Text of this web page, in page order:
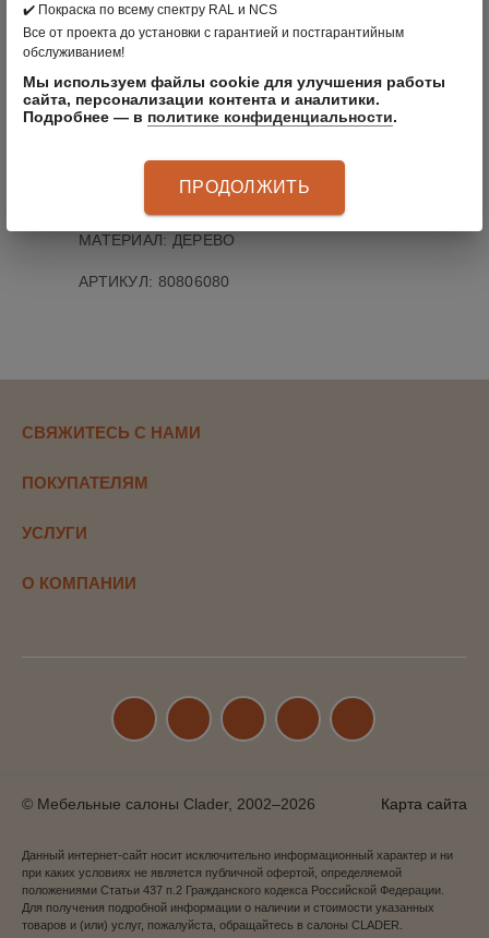
В КОРЗИНУ
вернуться в раздел
ПРОИЗВОДИТЕЛЬ:CLÄDER, РОССИЯ
ЦВЕТ: ПЛАТИНА
МАТЕРИАЛ: ДЕРЕВО
АРТИКУЛ: 80806080
СВЯЖИТЕСЬ С НАМИ
ПОКУПАТЕЛЯМ
УСЛУГИ
О КОМПАНИИ
© Мебельные салоны Clader, 2002–2026 Карта сайта
Данный интернет-сайт носит исключительно информационный характер и ни
при каких условиях не является публичной офертой, определяемой
положениями Статьи 437 п.2 Гражданского кодекса Российской Федерации.
Для получения подробной информации о наличии и стоимости указанных
товаров и (или) услуг, пожалуйста, обращайтесь в салоны CLADER.
✔️ Покраска по всему спектру RAL и NCS
Все от проекта до установки с гарантией и постгарантийным
обслуживанием!
Мы используем файлы cookie для улучшения работы
сайта, персонализации контента и аналитики.
Подробнее — в политике конфиденциальности.
ПРОДОЛЖИТЬ